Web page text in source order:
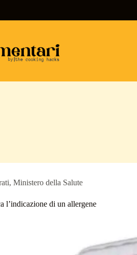
, Ministero della Salute
l’indicazione di un allergene